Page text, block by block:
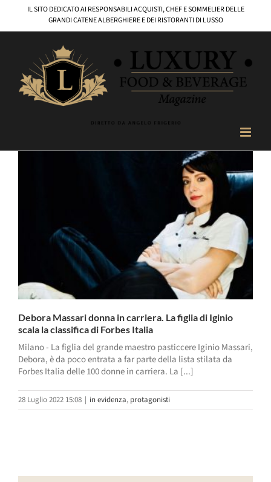
contenuto
IL SITO DEDICATO AI RESPONSABILI ACQUISTI, CHEF E SOMMELIER DELLE
GRANDI CATENE ALBERGHIERE E DEI RISTORANTI DI LUSSO
Debora Massari donna in carriera. La figlia di Iginio
scala la classifica di Forbes Italia
Milano - La figlia del grande maestro pasticcere Iginio Massari,
Debora, è da poco entrata a far parte della lista stilata da
Forbes Italia delle 100 donne in carriera. La [...]
28 Luglio 2022 15:08 | in evidenza, protagonisti